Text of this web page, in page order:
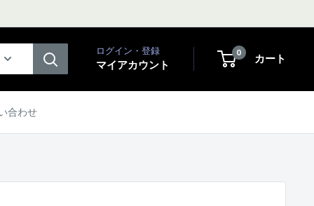
ログイン・登録
マイアカウント
0 カート
合わせ